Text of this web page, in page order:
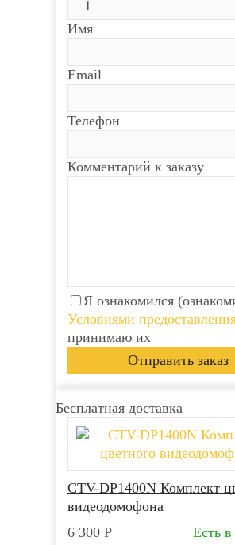
Имя
Email
Телефон
Комментарий к заказу
Я ознакомился
Условиями
принимаю их
Бесплатная доставка
CTV-DP1400N Комплект
видеодомофона
6 300 Р Есть